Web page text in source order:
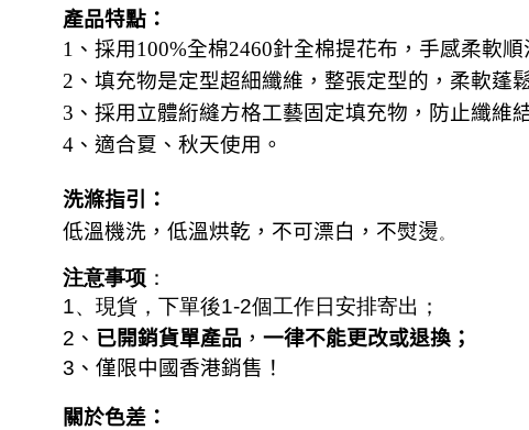
產品特點：
1 、採用100%全棉2460針全棉提花布， 手感柔軟
2 、填充物是定型超細纖維，整張定型的，柔軟蓬
3 、 採用立體絎縫方格工藝固定填充物，防止纖維
4 、適合夏、秋天使用。
洗滌指引：
低溫機洗，低溫烘乾，不可漂白，不熨燙。
注意事项 ：
1、現貨，下單後1-2個工作日安排寄出；
2 、 已開銷貨單產品 ， 一律不能更改或退換；
3 、僅限中國香港銷售！
關於色差：